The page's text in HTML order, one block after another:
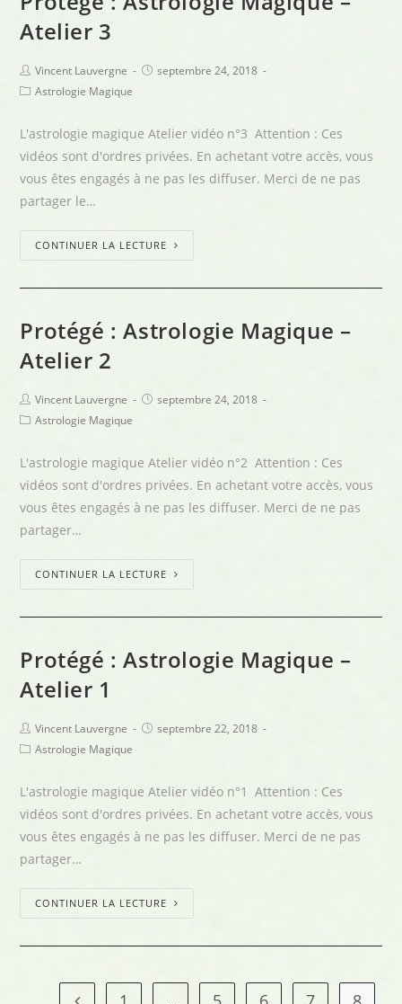
Atelier 3
Vincent Lauvergne
septembre 24, 2018
Astrologie Magique
L'astrologie magique Atelier vidéo n°3 Attention : Ces
vidéos sont d'ordres privées. En achetant votre accès, vous
vous êtes engagés à ne pas les diffuser. Merci de ne pas
partager le…
CONTINUER LA LECTURE
Protégé : Astrologie Magique –
Atelier 2
Vincent Lauvergne
septembre 24, 2018
Astrologie Magique
L'astrologie magique Atelier vidéo n°2 Attention : Ces
vidéos sont d'ordres privées. En achetant votre accès, vous
vous êtes engagés à ne pas les diffuser. Merci de ne pas
partager…
CONTINUER LA LECTURE
Protégé : Astrologie Magique –
Atelier 1
Vincent Lauvergne
septembre 22, 2018
Astrologie Magique
L'astrologie magique Atelier vidéo n°1 Attention : Ces
vidéos sont d'ordres privées. En achetant votre accès, vous
vous êtes engagés à ne pas les diffuser. Merci de ne pas
partager…
CONTINUER LA LECTURE